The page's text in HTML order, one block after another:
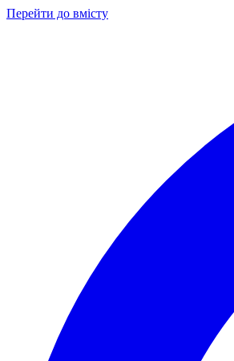
Перейти до вмісту